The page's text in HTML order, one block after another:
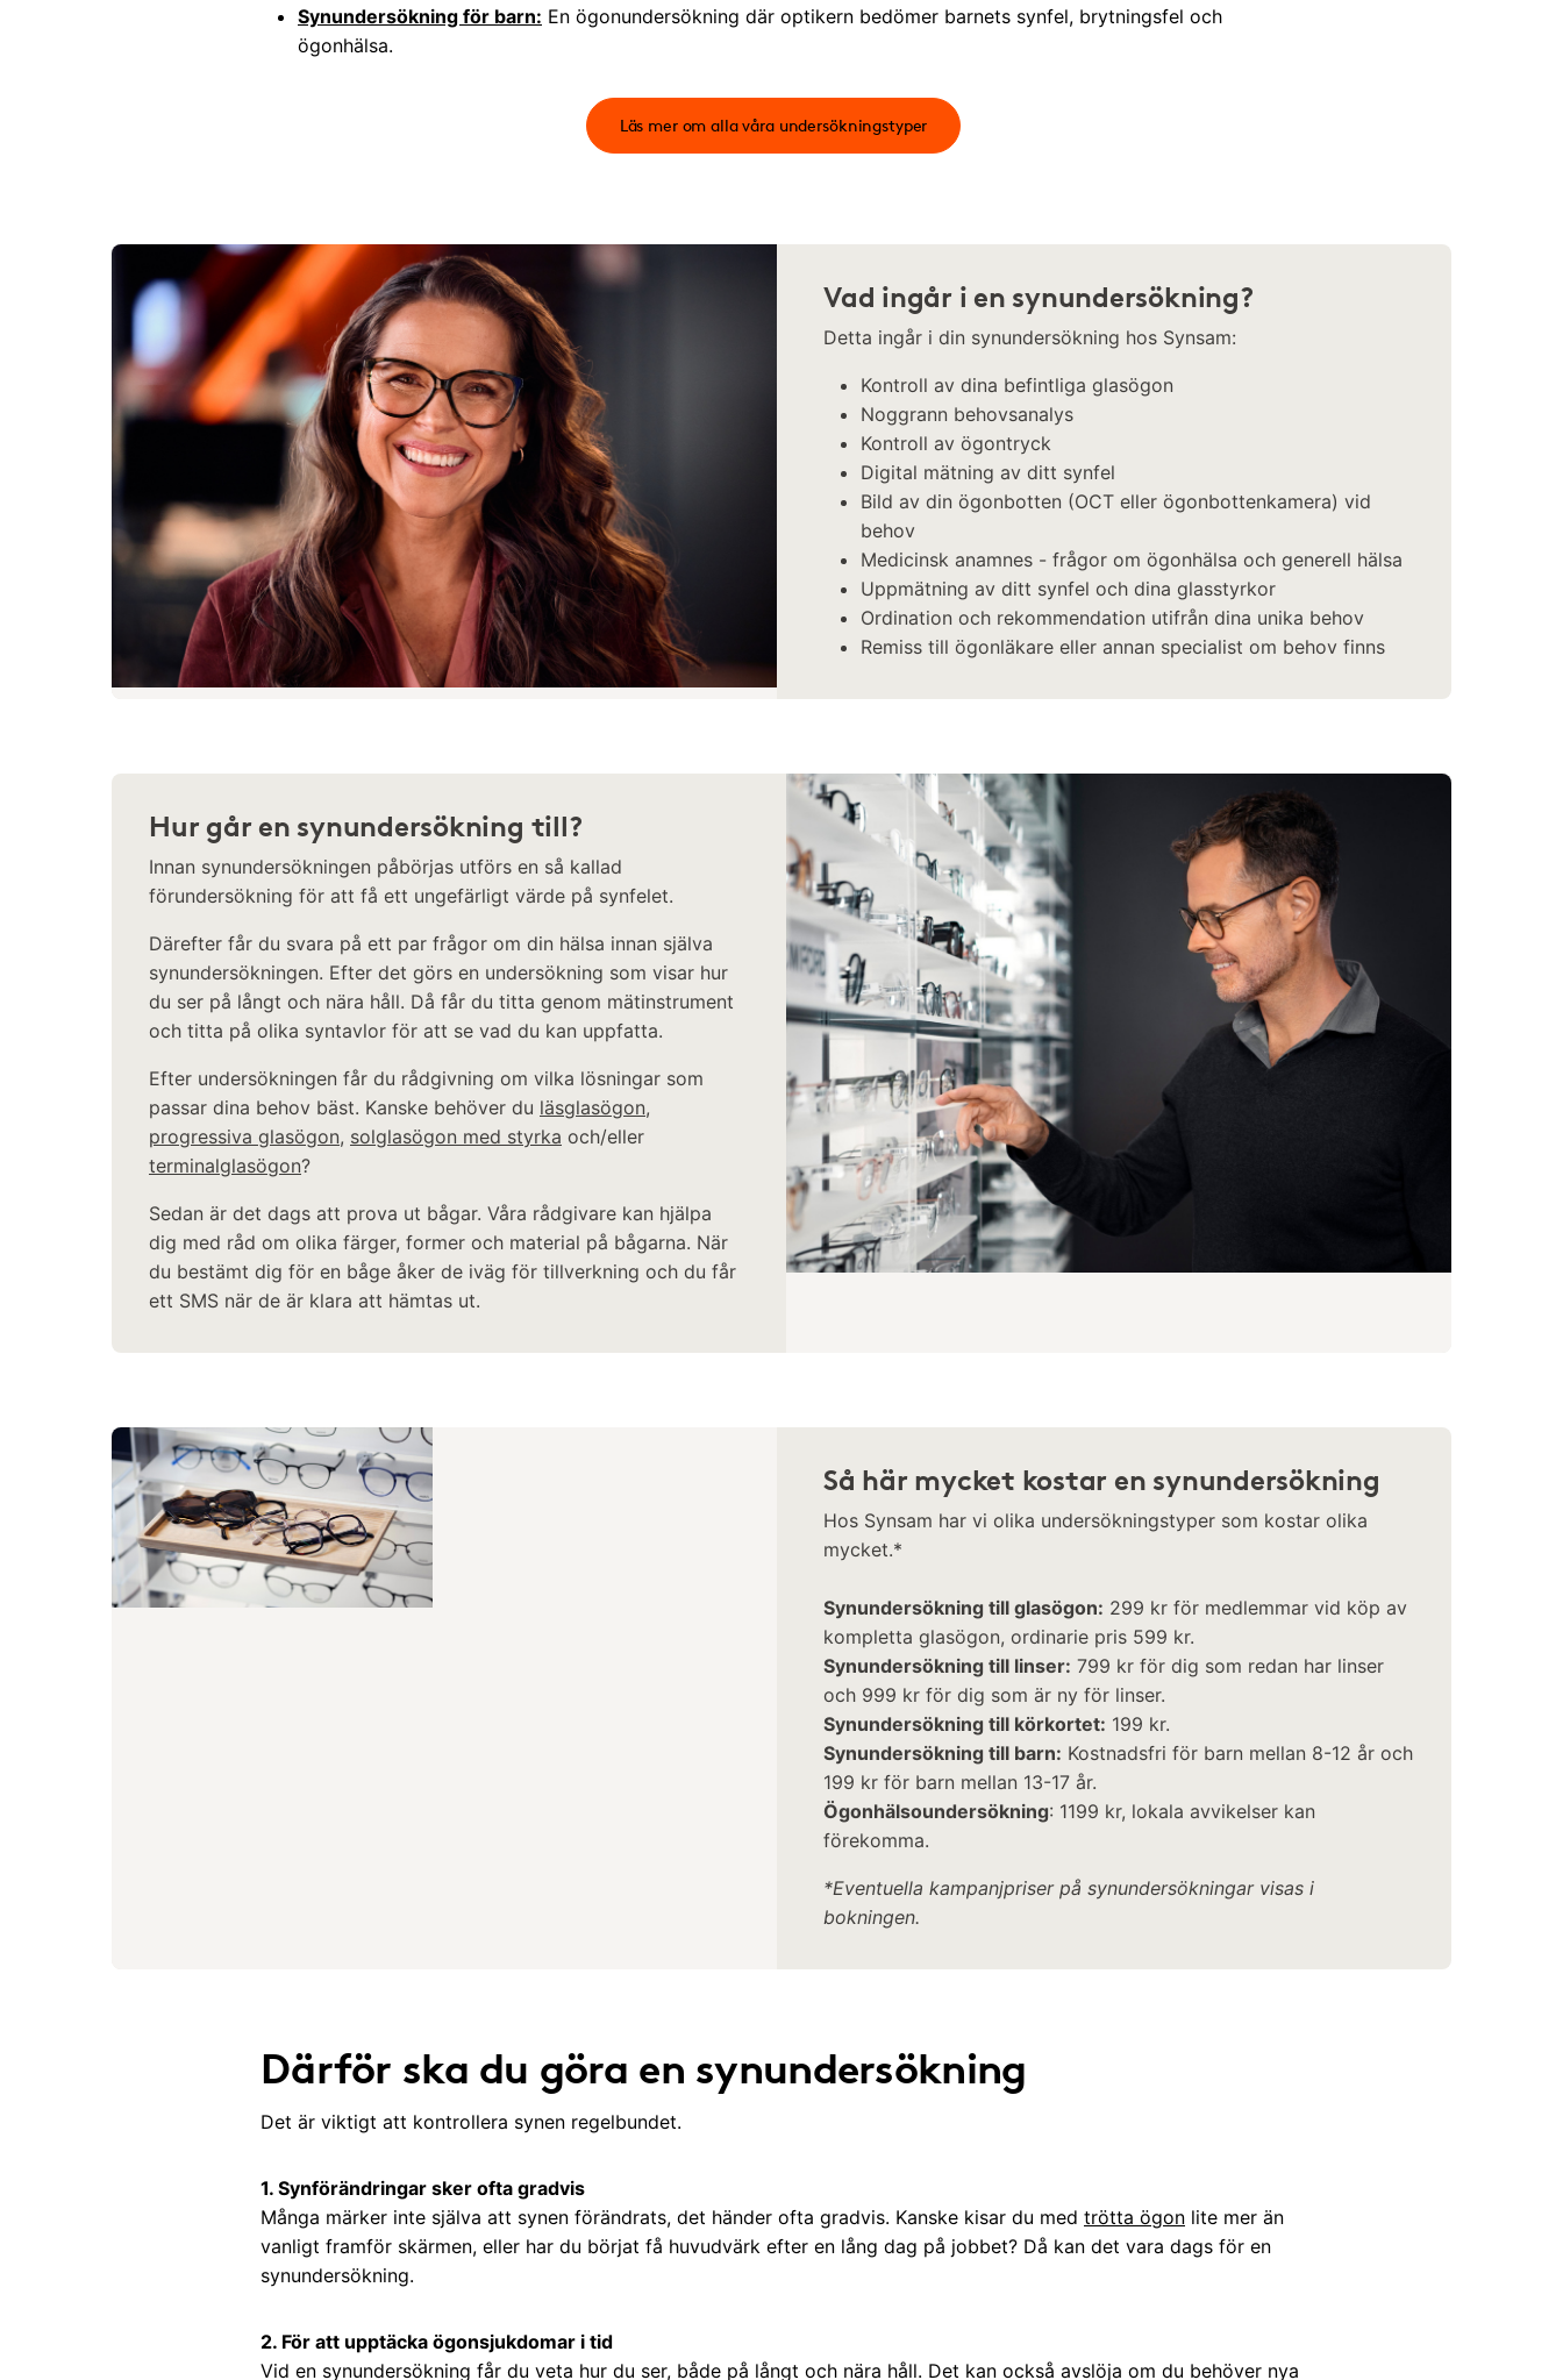
Synundersökning för barn: En ögonundersökning där optikern bedömer barnets synfel, brytningsfel och
ögonhälsa.
Läs mer om alla våra undersökningstyper
Vad ingår i en synundersökning?
Detta ingår i din synundersökning hos Synsam:
Kontroll av dina befintliga glasögon
Noggrann behovsanalys
Kontroll av ögontryck
Digital mätning av ditt synfel
Bild av din ögonbotten (OCT eller ögonbottenkamera) vid
behov
Medicinsk anamnes - frågor om ögonhälsa och generell hälsa
Uppmätning av ditt synfel och dina glasstyrkor
Ordination och rekommendation utifrån dina unika behov
​Remiss till ögonläkare eller annan specialist om behov finns
Hur går en synundersökning till?
Innan synundersökningen påbörjas utförs en så kallad
förundersökning för att få ett ungefärligt värde på synfelet.
Därefter får du svara på ett par frågor om din hälsa innan själva
synundersökningen. Efter det görs en undersökning som visar hur
du ser på långt och nära håll. Då får du titta genom mätinstrument
och titta på olika syntavlor för att se vad du kan uppfatta.
Efter undersökningen får du rådgivning om vilka lösningar som
passar dina behov bäst. Kanske behöver du läsglasögon,
progressiva glasögon, solglasögon med styrka och/eller
terminalglasögon?
Sedan är det dags att prova ut bågar. Våra rådgivare kan hjälpa
dig med råd om olika färger, former och material på bågarna. När
du bestämt dig för en båge åker de iväg för tillverkning och du får
ett SMS när de är klara att hämtas ut.
Så här mycket kostar en synundersökning
Hos Synsam har vi olika undersökningstyper som kostar olika
mycket.*
Synundersökning till glasögon: 299 kr för medlemmar vid köp av
kompletta glasögon, ordinarie pris 599 kr.
Synundersökning till linser: 799 kr för dig som redan har linser
och 999 kr för dig som är ny för linser.
Synundersökning till körkortet: 199 kr.
Synundersökning till barn: Kostnadsfri för barn mellan 8-12 år och
199 kr för barn mellan 13-17 år.
Ögonhälsoundersökning: 1199 kr, lokala avvikelser kan
förekomma.
*Eventuella kampanjpriser på synundersökningar visas i
bokningen.
Därför ska du göra en synundersökning
Det är viktigt att kontrollera synen regelbundet.
1. Synförändringar sker ofta gradvis
Många märker inte själva att synen förändrats, det händer ofta gradvis. Kanske kisar du med trötta ögon lite mer än
vanligt framför skärmen, eller har du börjat få huvudvärk efter en lång dag på jobbet? Då kan det vara dags för en
synundersökning.
2. För att upptäcka ögonsjukdomar i tid
Vid en synundersökning får du veta hur du ser, både på långt och nära håll. Det kan också avslöja om du behöver nya